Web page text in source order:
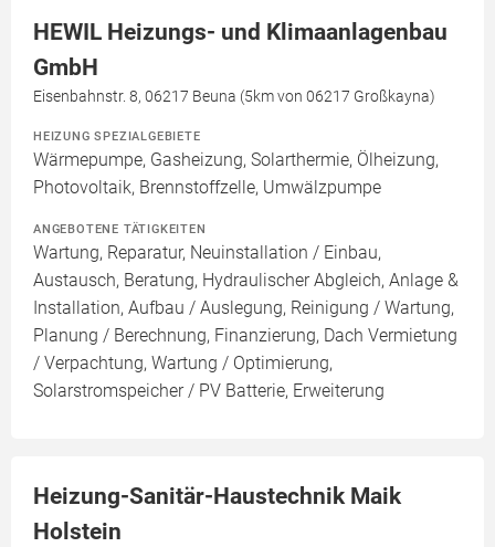
HEWIL Heizungs- und Klimaanlagenbau
GmbH
Eisenbahnstr. 8, 06217 Beuna (5km von 06217 Großkayna)
HEIZUNG SPEZIALGEBIETE
Wärmepumpe, Gasheizung, Solarthermie, Ölheizung,
Photovoltaik, Brennstoffzelle, Umwälzpumpe
ANGEBOTENE TÄTIGKEITEN
Wartung, Reparatur, Neuinstallation / Einbau,
Austausch, Beratung, Hydraulischer Abgleich, Anlage &
Installation, Aufbau / Auslegung, Reinigung / Wartung,
Planung / Berechnung, Finanzierung, Dach Vermietung
/ Verpachtung, Wartung / Optimierung,
Solarstromspeicher / PV Batterie, Erweiterung
Heizung-Sanitär-Haustechnik Maik
Holstein